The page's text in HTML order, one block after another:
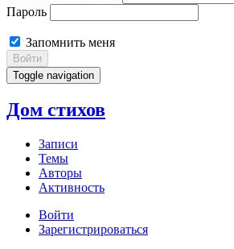
Пароль
Запомнить меня
Войти
Toggle navigation
Дом стихов
Записи
Темы
Авторы
Активность
Войти
Зарегистрироваться